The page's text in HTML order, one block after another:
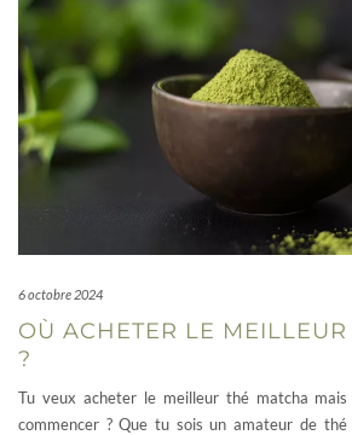
6 octobre 2024
OÙ ACHETER LE
?
Tu veux acheter le meilleur thé matcha
commencer ? Que tu sois un amateur de